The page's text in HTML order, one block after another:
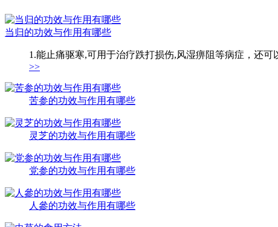
当归的功效与作用有哪些
1.能止痛驱寒,可用于治疗跌打损伤,风湿痹阻等病症，还
>>
苦参的功效与作用有哪些
灵芝的功效与作用有哪些
党参的功效与作用有哪些
人參的功效与作用有哪些